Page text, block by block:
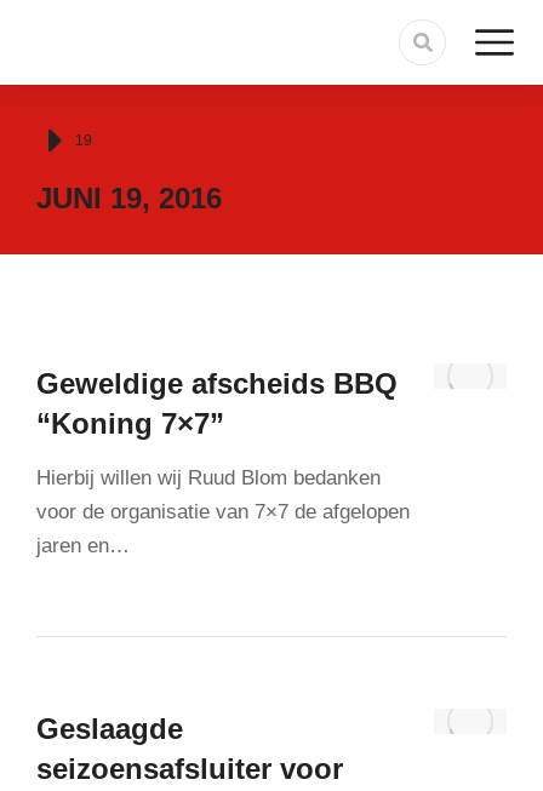
Je bent hier:
19
JUNI 19, 2016
Geweldige afscheids BBQ
“Koning 7×7”
Hierbij willen wij Ruud Blom bedanken
voor de organisatie van 7×7 de afgelopen
jaren en…
Geslaagde
seizoensafsluiter voor